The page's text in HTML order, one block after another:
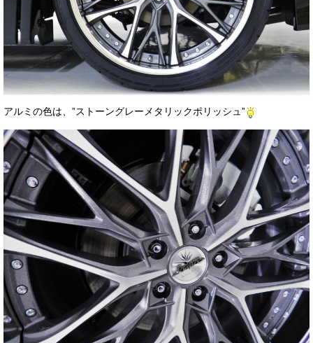
アルミの色は、”ストーングレーメタリックポリッシュ”